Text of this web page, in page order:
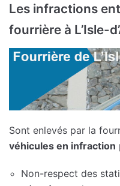
Les infractions
fourrière à L’Isle-
Sont enlevés par la
véhicules en infraction
Non-respect des